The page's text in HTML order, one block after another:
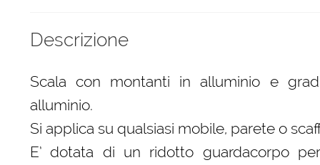
Descrizione
Scala con montanti in alluminio e
alluminio.
Si applica su qualsiasi mobile, parete o
E’ dotata di un ridotto guardacorpo